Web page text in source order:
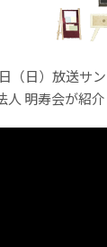
（日）放送サ
人 明寿会が紹介